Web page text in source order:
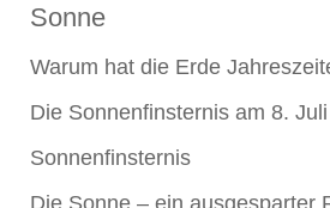
Sonne
Warum hat die Erde
Die Sonnenfinsternis am 8.
Sonnenfinsternis
Die Sonne – ein ausgesparter